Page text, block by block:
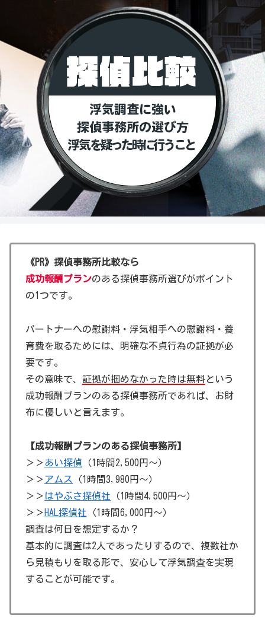
《PR》探偵事務所比較なら
成功報酬プランのある探偵事務所選びがポイント
の1つです。
パートナーへの慰謝料・浮気相手への慰謝料・養
育費を取るためには、明確な不貞行為の証拠が必
要です。
その意味で、 証拠が掴めなかった時は無料という
成功報酬プランのある探偵事務所であれば、お財
布に優しいと言えます。
【成功報酬プランのある探偵事務所】
＞＞あい探偵 （1時間2,500円～）
＞＞アムス
（1時間3,980円～）
＞＞ はやぶさ探偵社 （1時間4,500円～）
＞＞ HAL探偵社 （1時間6,000円～）
調査は何日を想定するか？
基本的に調査は2人であったりするので、複数社か
ら見積もりを取る形で、安心して浮気調査を実現
することが可能です。